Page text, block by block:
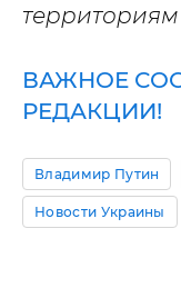
территориям
ВАЖНОЕ
РЕДАКЦИИ!
Владимир Путин
Новости Украины